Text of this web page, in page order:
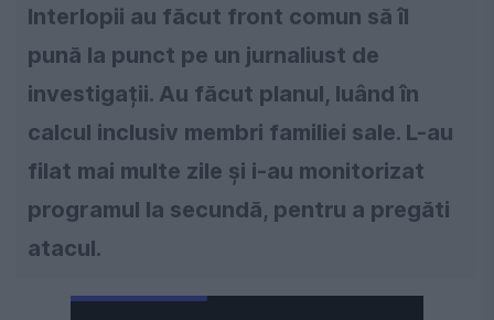
Interlopii au făcut front comun să îl
pună la punct pe un jurnaliust de
investigații. Au făcut planul, luând în
calcul inclusiv membri familiei sale. L-au
filat mai multe zile și i-au monitorizat
programul la secundă, pentru a pregăti
atacul.